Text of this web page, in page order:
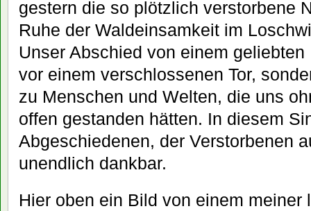
gestern die so plötzlich verstorbene
Ruhe der Waldeinsamkeit im
Unser Abschied von einem
vor einem verschlossenen Tor,
zu Menschen und Welten, die uns
offen gestanden hätten. In diesem
Abgeschiedenen, der Verstorbenen
unendlich dankbar.
Hier oben ein Bild von einem meiner